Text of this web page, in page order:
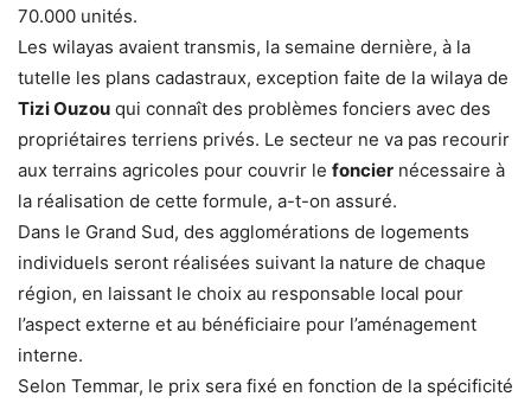
70.000 unités.
Les wilayas avaient transmis, la semaine dernière, à la
tutelle les plans cadastraux, exception faite de la wilaya de
Tizi Ouzou qui connaît des problèmes fonciers avec des
propriétaires terriens privés. Le secteur ne va pas recourir
aux terrains agricoles pour couvrir le foncier nécessaire à
la réalisation de cette formule, a-t-on assuré.
Dans le Grand Sud, des agglomérations de logements
individuels seront réalisées suivant la nature de chaque
région, en laissant le choix au responsable local pour
l’aspect externe et au bénéficiaire pour l’aménagement
interne.
Selon Temmar, le prix sera fixé en fonction de la spécificité